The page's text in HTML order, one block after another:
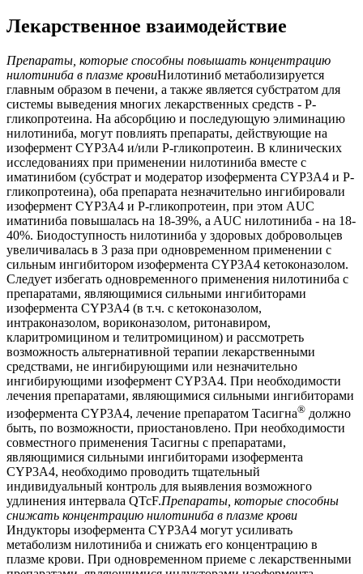
Лекарственное взаимодействие
Препараты, которые способны повышать концентрацию
нилотиниба в плазме кровиНилотиниб метаболизируется
главным образом в печени, а также является субстратом для
системы выведения многих лекарственных средств - Р-
гликопротеина. На абсорбцию и последующую элиминацию
нилотиниба, могут повлиять препараты, действующие на
изофермент CYP3A4 и/или Р-гликопротеин. В клинических
исследованиях при применении нилотиниба вместе с
иматинибом (субстрат и модератор изофермента CYP3A4 и Р-
гликопротеина), оба препарата незначительно ингибировали
изофермент CYP3A4 и Р-гликопротеин, при этом AUC
иматиниба повышалась на 18-39%, a AUC нилотиниба - на 18-
40%. Биодоступность нилотиниба у здоровых добровольцев
увеличивалась в 3 раза при одновременном применении с
сильным ингибитором изофермента CYP3A4 кетоконазолом.
Следует избегать одновременного применения нилотиниба с
препаратами, являющимися сильными ингибиторами
изофермента CYP3A4 (в т.ч. с кетоконазолом,
интраконазолом, вориконазолом, ритонавиром,
кларитромицином и телитромицином) и рассмотреть
возможность альтернативной терапии лекарственными
средствами, не ингибирующими или незначительно
ингибирующими изофермент CYP3A4. При необходимости
лечения препаратами, являющимися сильными ингибиторами
изофермента CYP3A4, лечение препаратом Тасигна® должно
быть, по возможности, приостановлено. При необходимости
совместного применения Тасигны с препаратами,
являющимися сильными ингибиторами изофермента
CYP3A4, необходимо проводить тщательный
индивидуальный контроль для выявления возможного
удлинения интервала QTcF.Препараты, которые способны
снижать концентрацию нилотиниба в плазме крови
Индукторы изофермента CYP3A4 могут усиливать
метаболизм нилотиниба и снижать его концентрацию в
плазме крови. При одновременном приеме с лекарственными